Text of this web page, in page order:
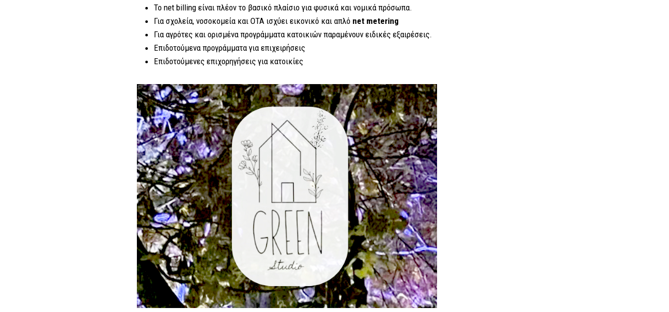
Το net billing είναι πλέον το βασικό πλαίσιο για φυσικά και νομικά πρόσωπα.
Για σχολεία, νοσοκομεία και ΟΤΑ ισχύει εικονικό και απλό net metering
Για αγρότες και ορισμένα προγράμματα κατοικιών παραμένουν ειδικές εξαιρέσεις.
Επιδοτούμενα προγράμματα για επιχειρήσεις
Επιδοτούμενες επιχορηγήσεις για κατοικίες